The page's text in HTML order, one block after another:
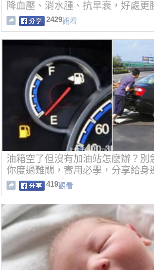
降血壓、消水腫、抗早衰，好處更
2429觀看
油箱空了但沒有加油站怎麼辦？別
你度過難關，實用必學，分享給身
419觀看